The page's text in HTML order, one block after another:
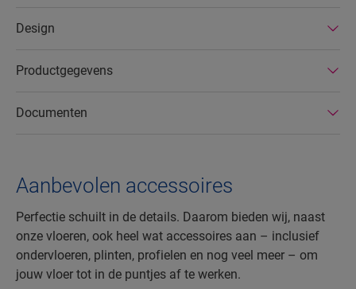
Design
Productgegevens
Documenten
Aanbevolen accessoires
Perfectie schuilt in de details. Daarom bieden wij, naast
onze vloeren, ook heel wat accessoires aan – inclusief
ondervloeren, plinten, profielen en nog veel meer – om
jouw vloer tot in de puntjes af te werken.